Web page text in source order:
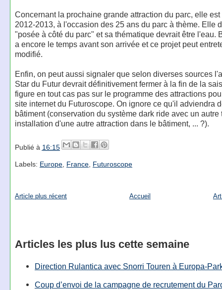
Concernant la prochaine grande attraction du parc, elle
2012-2013, à l'occasion des 25 ans du parc à thème. Elle
"posée à côté du parc" et sa thématique devrait être l'eau.
a encore le temps avant son arrivée et ce projet peut
modifié.
Enfin, on peut aussi signaler que selon diverses sources
Star du Futur devrait définitivement fermer à la fin de la
figure en tout cas pas sur le programme des attractions
site internet du Futuroscope. On ignore ce qu'il adviendra
bâtiment (conservation du système dark ride avec un autre
installation d'une autre attraction dans le bâtiment, ... ?).
Publié à 16:15
Labels: Europe, France, Futuroscope
Article plus récent Accueil
Articles les plus lus cette semaine
Direction Rulantica avec Snorri Touren à Europa-
Coup d’envoi de la campagne de recrutement du